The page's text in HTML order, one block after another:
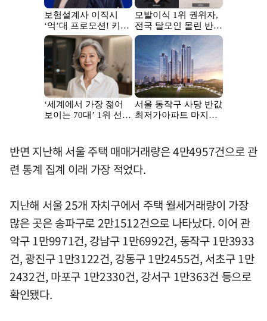
반면 지난해 서울 주택 매매거래량은 4만4957건으로 관
련 통계 집계 이래 가장 적었다.
지난해 서울 25개 자치구에서 주택 월세거래량이 가장
많은 곳은 송파구로 2만1512건으로 나타났다. 이어 관
악구 1만9971건, 강남구 1만6992건, 동작구 1만3933
건, 광진구 1만3122건, 강동구 1만2455건, 서초구 1만
2432건, 마포구 1만2330건, 강서구 1만363건 등으로
확인됐다.